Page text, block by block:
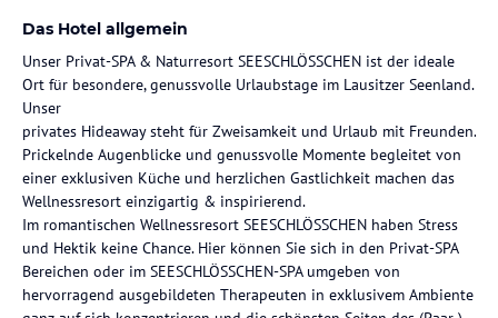
Das Hotel allgemein
Unser Privat-SPA & Naturresort SEESCHLÖSSCHEN ist der ideale
Ort für besondere, genussvolle Urlaubstage im Lausitzer Seenland.
Unser
privates Hideaway steht für Zweisamkeit und Urlaub mit Freunden.
Prickelnde Augenblicke und genussvolle Momente begleitet von
einer exklusiven Küche und herzlichen Gastlichkeit machen das
Wellnessresort einzigartig & inspirierend.
Im romantischen Wellnessresort SEESCHLÖSSCHEN haben Stress
und Hektik keine Chance. Hier können Sie sich in den Privat-SPA
Bereichen oder im SEESCHLÖSSCHEN-SPA umgeben von
hervorragend ausgebildeten Therapeuten in exklusivem Ambiente